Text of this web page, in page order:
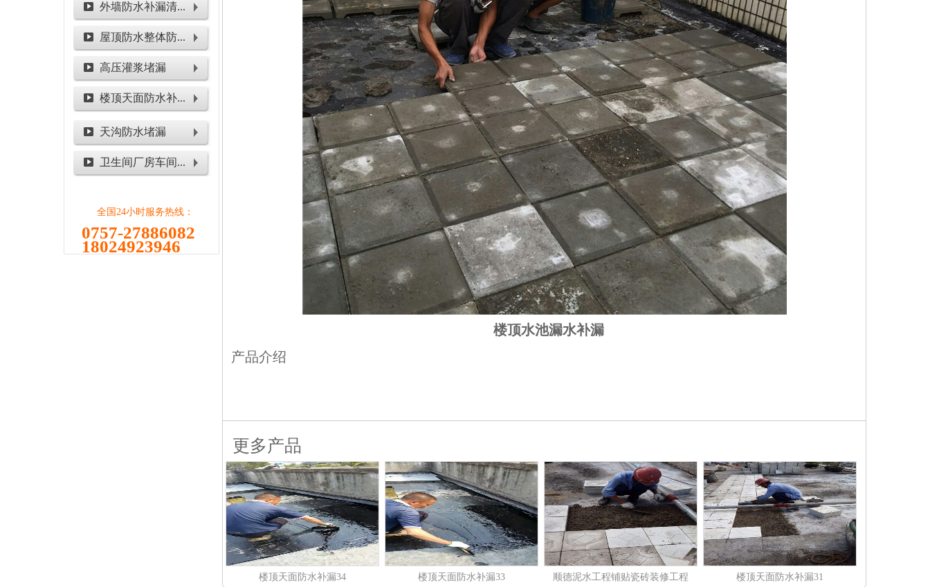
外墙防水补漏清...
屋顶防水整体防...
高压灌浆堵漏
楼顶天面防水补...
天沟防水堵漏
卫生间厂房车间...
全国24小时服务热线：
0757-27886082
18024923946
楼顶水池漏水补漏
产品介绍
更多产品
楼顶天面防水补漏34 楼顶天面防水补漏33 顺德泥水工程铺贴瓷砖装修工程 楼顶天面防水补漏31